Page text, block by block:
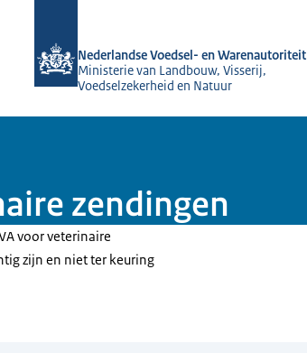
Nederlandse Voedsel- en Warenautoriteit
Ministerie van Landbouw, Visserij,
Voedselzekerheid en Natuur
zendingen
voor veterinaire
zijn en niet ter keuring